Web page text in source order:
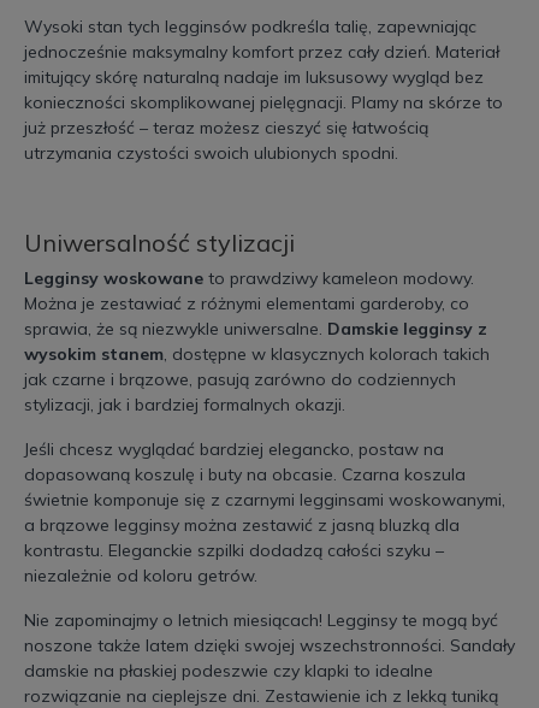
Wysoki stan tych legginsów podkreśla talię, zapewniając
jednocześnie maksymalny komfort przez cały dzień. Materiał
imitujący skórę naturalną nadaje im luksusowy wygląd bez
konieczności skomplikowanej pielęgnacji. Plamy na skórze to
już przeszłość – teraz możesz cieszyć się łatwością
utrzymania czystości swoich ulubionych spodni.
Uniwersalność stylizacji
Legginsy woskowane to prawdziwy kameleon modowy.
Można je zestawiać z różnymi elementami garderoby, co
sprawia, że są niezwykle uniwersalne. Damskie legginsy z
wysokim stanem, dostępne w klasycznych kolorach takich
jak czarne i brązowe, pasują zarówno do codziennych
stylizacji, jak i bardziej formalnych okazji.
Jeśli chcesz wyglądać bardziej elegancko, postaw na
dopasowaną koszulę i buty na obcasie. Czarna koszula
świetnie komponuje się z czarnymi legginsami woskowanymi,
a brązowe legginsy można zestawić z jasną bluzką dla
kontrastu. Eleganckie szpilki dodadzą całości szyku –
niezależnie od koloru getrów.
Nie zapominajmy o letnich miesiącach! Legginsy te mogą być
noszone także latem dzięki swojej wszechstronności. Sandały
damskie na płaskiej podeszwie czy klapki to idealne
rozwiązanie na cieplejsze dni. Zestawienie ich z lekką tuniką